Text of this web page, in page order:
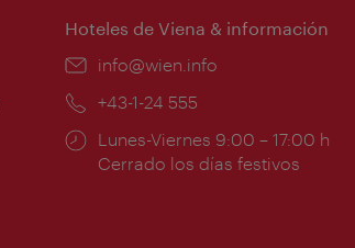
Hoteles de Viena & información
e-
info@wien.info
Teléfono:
+43-1-24 555
Horarios
de
Lunes-Viernes 9:00 – 17:00 h
Cerrado los días festivos